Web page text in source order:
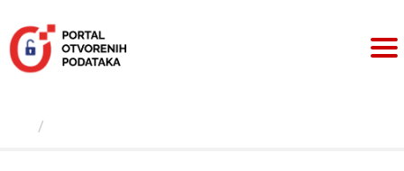
sadržaj